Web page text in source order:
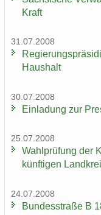
Kraft
31.07.2008
Haus­halt
30.07.2008
Ein­la­dung zur
25.07.2008
Wahl­prü­fung der
künf­ti­gen
24.07.2008
Bun­des­stra­ße B